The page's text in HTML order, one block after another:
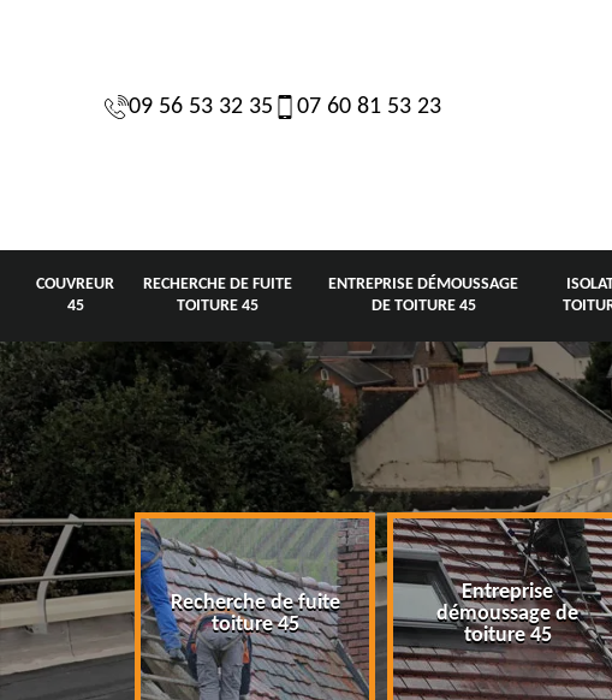
09 56 53 32 35 07 60 81 53 23
COUVREUR
45
RECHERCHE DE FUITE
TOITURE 45
ENTREPRISE DÉMOUSSAGE
DE TOITURE 45
Recherche de fuite
toiture 45
Entreprise
démoussage de
toiture 45